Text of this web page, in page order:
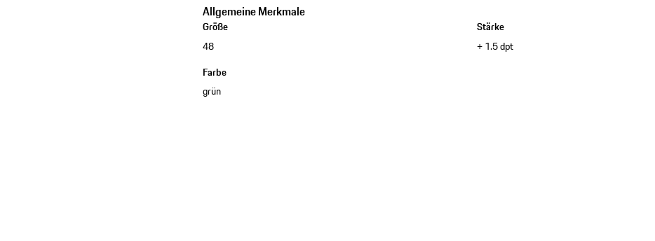
Allgemeine Merkmale
Größe
48
Farbe
grün
Stärke
+ 1.5 dpt